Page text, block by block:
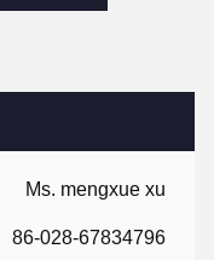
Ms. mengxue xu
86-028-67834796